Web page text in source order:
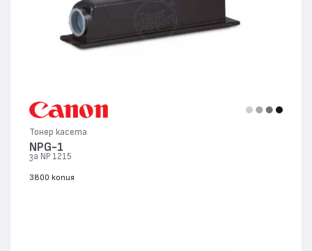
Тонер касета
NPG-1
за NP 1215
3800 копия